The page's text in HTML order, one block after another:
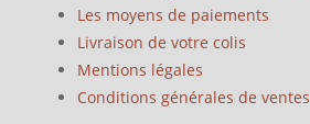
Les moyens de paiements
Livraison de votre colis
Mentions légales
Conditions générales de ventes